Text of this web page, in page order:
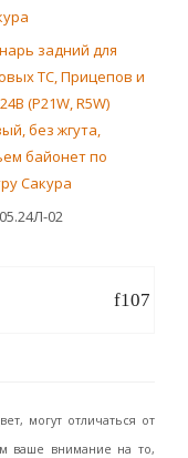
задний для
ТС, Прицепов и
(P21W, R5W)
без жгута,
байонет по
Сакура
02
могут отличаться от
ваше внимание на то,